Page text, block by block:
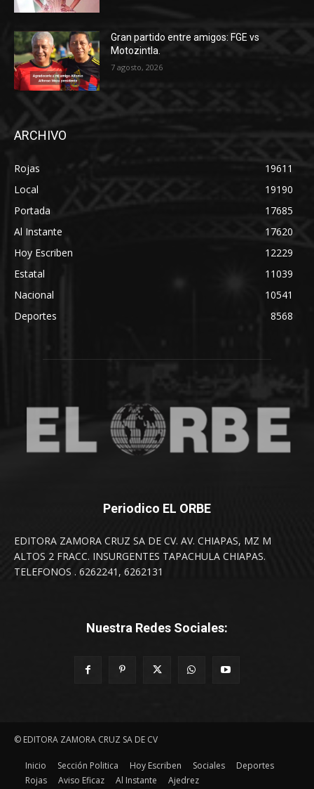
Gran partido entre amigos: FGE vs
Motozintla.
7 agosto, 2026
ARCHIVO
Rojas
19611
Local
19190
Portada
17685
Al Instante
17620
Hoy Escriben
12229
Estatal
11039
Nacional
10541
Deportes
8568
Periodico EL ORBE
EDITORA ZAMORA CRUZ SA DE CV. AV. CHIAPAS, MZ M
ALTOS 2 FRACC. INSURGENTES TAPACHULA CHIAPAS.
TELEFONOS . 6262241, 6262131
Nuestra Redes Sociales:
© EDITORA ZAMORA CRUZ SA DE CV
Inicio Sección Politica Hoy Escriben Sociales
Deportes
Rojas
Aviso Eficaz Al Instante Ajedrez